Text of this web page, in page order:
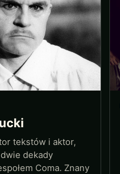
tekstów i aktor,
dekady
Coma. Znany